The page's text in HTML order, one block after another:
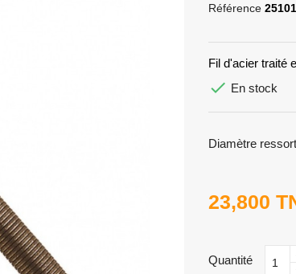
Référence
Fil d'acier traité
 En stock
Diamètre
23,800
Quantité